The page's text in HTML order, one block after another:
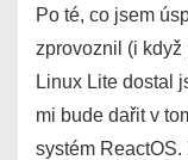
netbook?
Po té, co jsem
zprovoznil (i
Linux Lite dostal
mi bude dařit v
systém